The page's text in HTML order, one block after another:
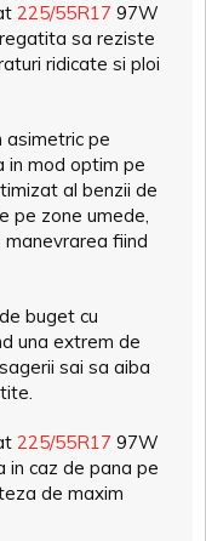
225/55R17 97W
sa reziste
ridicate si ploi
asimetric pe
in mod optim pe
al benzii de
pe zone umede,
manevrarea fiind
buget cu
una extrem de
sai sa aiba
225/55R17 97W
in caz de pana pe
de maxim